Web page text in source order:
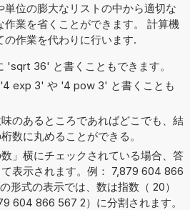
単位の膨大なリストの中から適切な
作業を省くことができます。 計算機
の作業を代わりに行います.
'sqrt 36' と書くこともできます。
exp 3' や '4 pow 3' と書くことも
のあるところであればどこでも、結
数に丸めることができる。
数」横にチェックされている場合、答
表示されます。例： 7,879 604 866
形式の表示では、数は指数（ 20）
604 866 567 2）に分割されます。